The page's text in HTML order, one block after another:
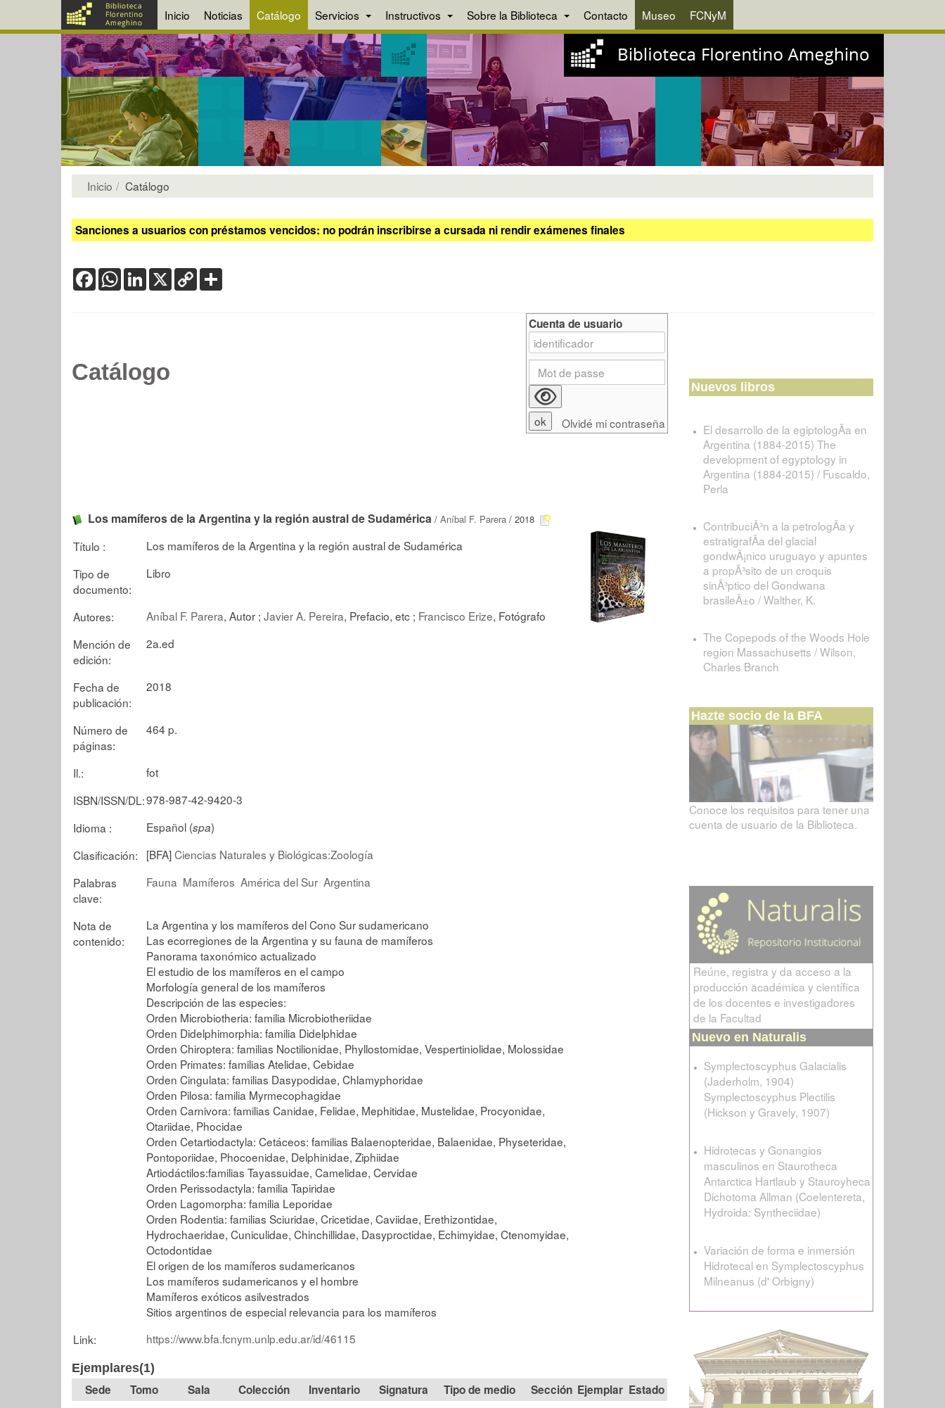
Inicio Noticias Catálogo Servicios Instructivos Sobre la Biblioteca Contacto Museo FCNyM
Inicio Catálogo
Sanciones a usuarios con préstamos vencidos: no podrán inscribirse a cursada ni rendir exámenes finales
FacebookWhatsApp
LinkedIn
X Copy
Link
Catálogo
Los mamíferos de la Argentina y la región austral de Sudamérica / Aníbal F. Parera / 2018
Título :
Los mamíferos de la Argentina y la región austral de Sudamérica
Tipo de
documento:
Libro
Autores: Aníbal F. Parera, Autor ; Javier A. Pereira, Prefacio, etc ; Francisco Erize, Fotógrafo
Mención de
edición:
2a.ed
Fecha de
publicación:
2018
Número de
páginas:
464 p.
Il.:
fot
ISBN/ISSN/DL:978-987-42-9420-3
Idioma :
Español (spa)
Clasificación:
[BFA]Ciencias Naturales y Biológicas:Zoología
Palabras
clave:
Fauna Mamíferos América del Sur Argentina
Nota de
contenido:
La Argentina y los mamíferos del Cono Sur sudamericano
Las ecorregiones de la Argentina y su fauna de mamíferos
Panorama taxonómico actualizado
El estudio de los mamíferos en el campo
Morfología general de los mamíferos
Descripción de las especies:
Orden Microbiotheria: familia Microbiotheriidae
Orden Didelphimorphia: familia Didelphidae
Orden Chiroptera: familias Noctilionidae, Phyllostomidae, Vespertiniolidae, Molossidae
Orden Primates: familias Atelidae, Cebidae
Orden Cingulata: familias Dasypodidae, Chlamyphoridae
Orden Pilosa: familia Myrmecophagidae
Orden Carnivora: familias Canidae, Felidae, Mephitidae, Mustelidae, Procyonidae,
Otariidae, Phocidae
Orden Cetartiodactyla: Cetáceos: familias Balaenopteridae, Balaenidae, Physeteridae,
Pontoporiidae, Phocoenidae, Delphinidae, Ziphiidae
Artiodáctilos:familias Tayassuidae, Camelidae, Cervidae
Orden Perissodactyla: familia Tapiridae
Orden Lagomorpha: familia Leporidae
Orden Rodentia: familias Sciuridae, Cricetidae, Caviidae, Erethizontidae,
Hydrochaeridae, Cuniculidae, Chinchillidae, Dasyproctidae, Echimyidae, Ctenomyidae,
Octodontidae
El origen de los mamíferos sudamericanos
Los mamíferos sudamericanos y el hombre
Mamíferos exóticos asilvestrados
Sitios argentinos de especial relevancia para los mamíferos
Link:
https://www.bfa.fcnym.unlp.edu.ar/id/46115
Ejemplares(1)
Tomo Sala Colección Signatura Tipo de medio Sección
Estado
Cuenta de usuario
Olvidé mi contraseña
Nuevos libros
El desarrollo de la egiptologÃ­a en
Argentina (1884-2015) The
development of egyptology in
Argentina (1884-2015) / Fuscaldo,
Perla
ContribuciÃ³n a la petrologÃ­a y
estratigrafÃ­a del glacial
gondwÃ¡nico uruguayo y apuntes
a propÃ³sito de un croquis
sinÃ³ptico del Gondwana
brasileÃ±o / Walther, K.
The Copepods of the Woods Hole
region Massachusetts / Wilson,
Charles Branch
Hazte socio de la BFA
Conoce los requisitos para tener una
cuenta de usuario de la Biblioteca.
Reúne, registra y da acceso a la
producción académica y científica
de los docentes e investigadores
de la Facultad
Nuevo en Naturalis
Symplectoscyphus Galacialis
(Jaderholm, 1904)
Symplectoscyphus Plectilis
(Hickson y Gravely, 1907)
Hidrotecas y Gonangios
masculinos en Staurotheca
Antarctica Hartlaub y Stauroyheca
Dichotoma Allman (Coelentereta,
Hydroida: Syntheciidae)
Variación de forma e inmersión
Hidrotecal en Symplectoscyphus
Milneanus (d' Orbigny)